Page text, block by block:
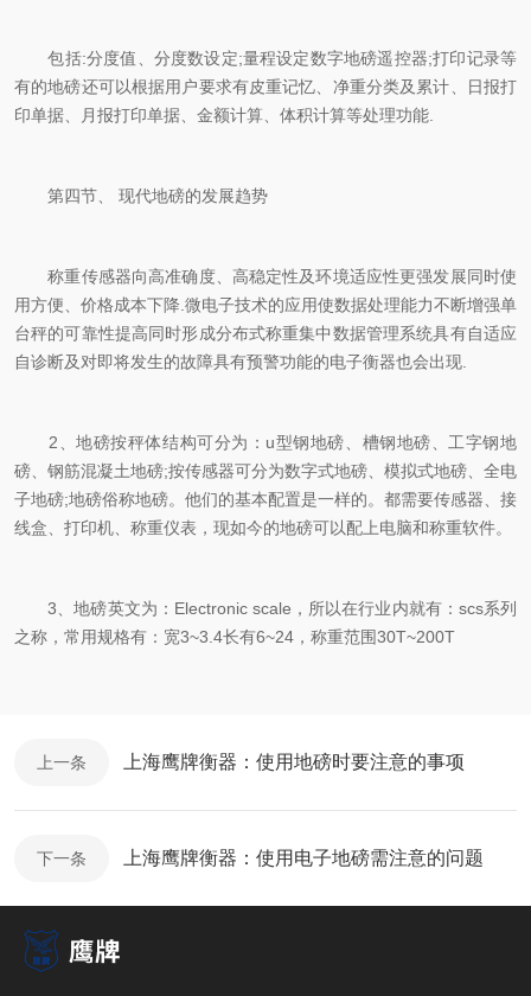
包括:分度值、分度数设定;量程设定数字地磅遥控器;打印记录等
有的地磅还可以根据用户要求有皮重记忆、净重分类及累计、日报打
印单据、月报打印单据、金额计算、体积计算等处理功能.
第四节、 现代地磅的发展趋势
称重传感器向高准确度、高稳定性及环境适应性更强发展同时使
用方便、价格成本下降.微电子技术的应用使数据处理能力不断增强单
台秤的可靠性提高同时形成分布式称重集中数据管理系统具有自适应
自诊断及对即将发生的故障具有预警功能的电子衡器也会出现.
2、地磅按秤体结构可分为：u型钢地磅、槽钢地磅、工字钢地
磅、钢筋混凝土地磅;按传感器可分为数字式地磅、模拟式地磅、全电
子地磅;地磅俗称地磅。他们的基本配置是一样的。都需要传感器、接
线盒、打印机、称重仪表，现如今的地磅可以配上电脑和称重软件。
3、地磅英文为：Electronic scale，所以在行业内就有：scs系列
之称，常用规格有：宽3~3.4长有6~24，称重范围30T~200T
上一条 上海鹰牌衡器：使用地磅时要注意的事项
下一条 上海鹰牌衡器：使用电子地磅需注意的问题